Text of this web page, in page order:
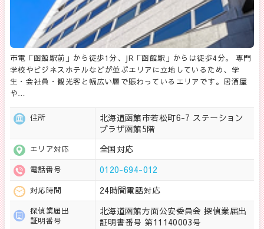
市電「函館駅前」から徒歩1分、JR「函館駅」からは徒歩4分。 専門
学校やビジネスホテルなどが並ぶエリアに立地しているため、学
生・会社員・観光客と幅広い層で賑わっているエリアです。居酒屋
や…
住所
北海道函館市若松町6-7 ステーション
プラザ函館5階
エリア対応 全国対応
電話番号 0120-694-012
対応時間 24時間電話対応
探偵業届出
証明番号
北海道函館方面公安委員会 探偵業届出
証明書番号 第11140003号